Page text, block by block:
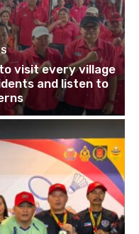
visit every village
and listen to